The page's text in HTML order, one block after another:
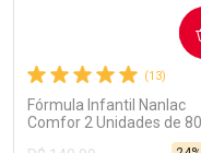
(13)
Fórmula Infantil Nanlac
Comfor 2 Unidades de
COMPRAR